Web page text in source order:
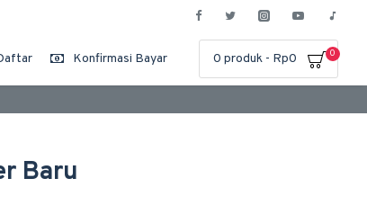
Konfirmasi Bayar 0 produk - Rp0 0
Baru